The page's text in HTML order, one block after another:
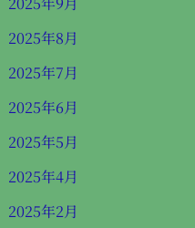
2025年8月
2025年7月
2025年6月
2025年5月
2025年4月
2025年2月